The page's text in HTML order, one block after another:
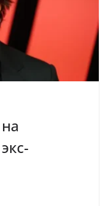
продукты для
младенца,
на остановке